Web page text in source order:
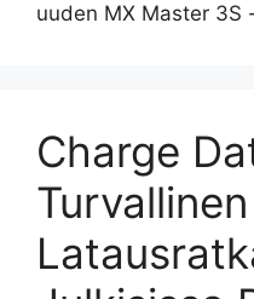
uuden MX Master 3S
Charge
Turvallinen